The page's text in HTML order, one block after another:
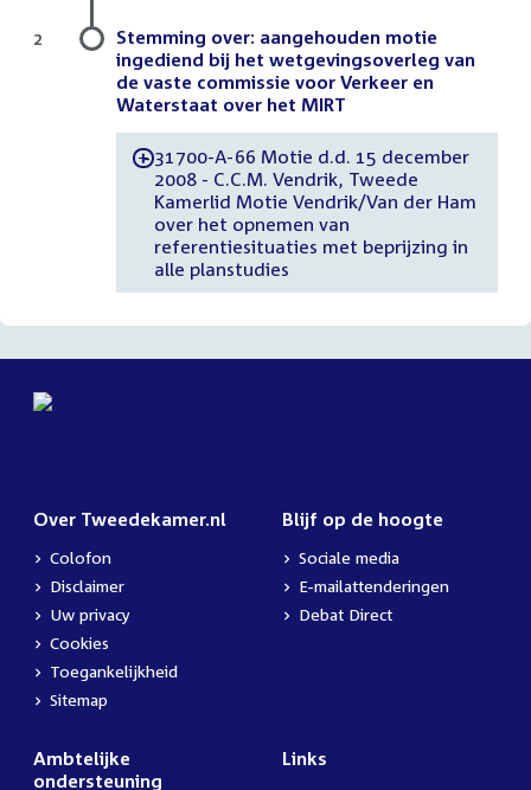
Stemming over: aangehouden motie
ingediend bij het wetgevingsoverleg van
de vaste commissie voor Verkeer en
Waterstaat over het MIRT
-31700-A-66 Motie d.d. 15 december
2008 - C.C.M. Vendrik, Tweede
Kamerlid Motie Vendrik/Van der Ham
over het opnemen van
referentiesituaties met beprijzing in
alle planstudies
2
Over Tweedekamer.nl
Colofon
Disclaimer
Uw privacy
Cookies
Toegankelijkheid
Sitemap
Blijf op de hoogte
Sociale media
E-mailattenderingen
Debat Direct
Ambtelijke
ondersteuning
Links